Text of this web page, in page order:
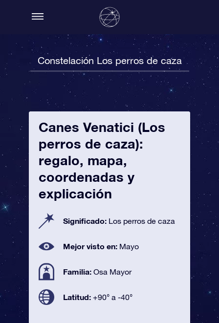
Constelación Los perros de caza
Canes Venatici (Los
perros de caza):
regalo, mapa,
coordenadas y
explicación
Significado: Los perros de caza
Mejor visto en: Mayo
Familia: Osa Mayor
Latitud: +90° a -40°